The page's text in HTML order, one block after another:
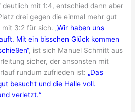
deutlich mit 1:4, entschied dann aber
drei gegen die einmal mehr gut
mit 3:2 für sich. „Wir haben uns
Mit ein bisschen Glück kommen
, ist sich Manuel Schmitt aus
sicher, der ansonsten mit
rundum zufrieden ist: „Das
besucht und die Halle voll.
verletzt.“